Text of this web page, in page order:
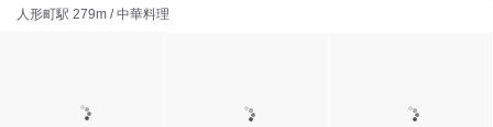
人形町駅 279m / 中華料理